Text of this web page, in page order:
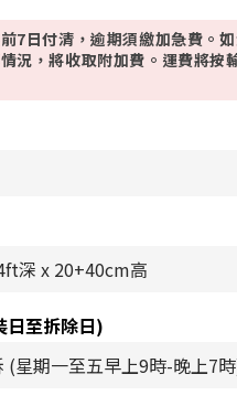
7日付清，逾期須繳加急費。
況，將收取附加費。運費將按
日至拆除日)